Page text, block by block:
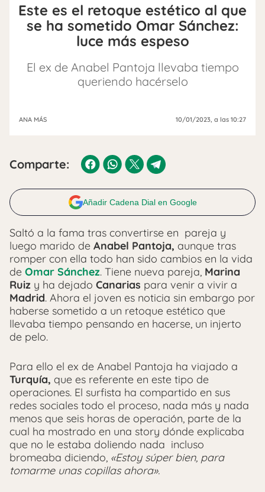
Este es el retoque estético al que
se ha sometido Omar Sánchez:
luce más espeso
El ex de Anabel Pantoja llevaba tiempo
queriendo hacérselo
ANA MÁS 10/01/2023 , a las 10:27
Comparte:
Añadir Cadena Dial en Google
Saltó a la fama tras convertirse en pareja y
luego marido de Anabel Pantoja, aunque tras
romper con ella todo han sido cambios en la vida
de Omar Sánchez. Tiene nueva pareja, Marina
Ruiz y ha dejado Canarias para venir a vivir a
Madrid. Ahora el joven es noticia sin embargo por
haberse sometido a un retoque estético que
llevaba tiempo pensando en hacerse, un injerto
de pelo.
Para ello el ex de Anabel Pantoja ha viajado a
Turquía, que es referente en este tipo de
operaciones. El surfista ha compartido en sus
redes sociales todo el proceso, nada más y nada
menos que seis horas de operación, parte de la
cual ha mostrado en una story dónde explicaba
que no le estaba doliendo nada incluso
bromeaba diciendo, «Estoy súper bien, para
tomarme unas copillas ahora».